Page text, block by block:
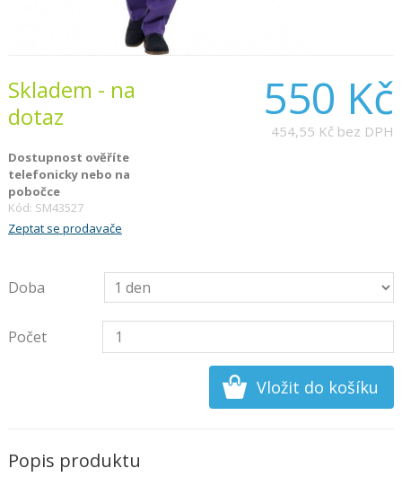
550 Kč
454,55 Kč bez DPH
Skladem - na
dotaz
Dostupnost ověříte
telefonicky nebo na
pobočce
Kód: SM43527
Zeptat se prodavače
Doba
Počet
Popis produktu